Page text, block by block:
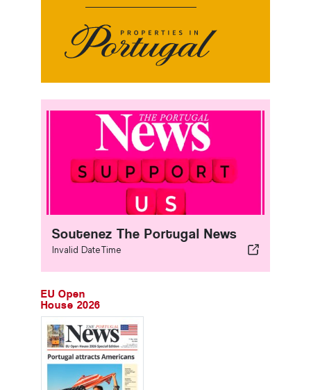
Soutenez The Portugal News
Invalid DateTime
EU Open
House 2026